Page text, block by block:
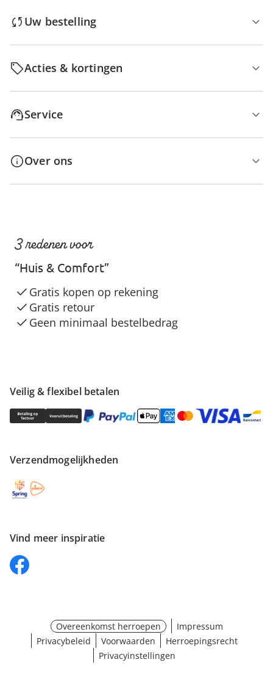
Uw bestelling
Acties & kortingen
Service
Over ons
Veilig & flexibel betalen
Verzendmogelijkheden
Vind meer inspiratie
3 redenen voor
“Huis & Comfort”
Gratis kopen op rekening
Gratis retour
Geen minimaal bestelbedrag
Overeenkomst herroepen
Impressum
Privacybeleid
Voorwaarden
Herroepingsrecht
Privacyinstellingen